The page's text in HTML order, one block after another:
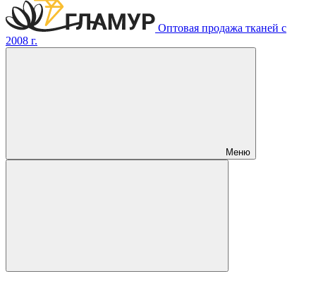
Оптовая продажа тканей с
2008 г.
Меню